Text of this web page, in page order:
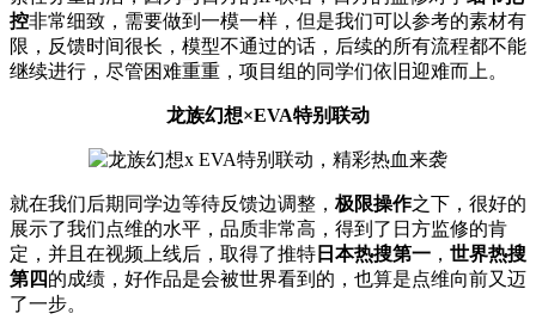
控非常细致，需要做到一模一样，但是我们可以参考的素材有
限，反馈时间很长，模型不通过的话，后续的所有流程都不能
继续进行，尽管困难重重，项目组的同学们依旧迎难而上。
龙族幻想×EVA特别联动
就在我们后期同学边等待反馈边调整， 极限操作之下，很好的
展示了我们点维的水平，品质非常高，得到了日方监修的肯
定，并且在视频上线后，取得了推特 日本热搜第一 ， 世界热搜
第四的成绩，好作品是会被世界看到的，也算是点维向前又迈
了一步。